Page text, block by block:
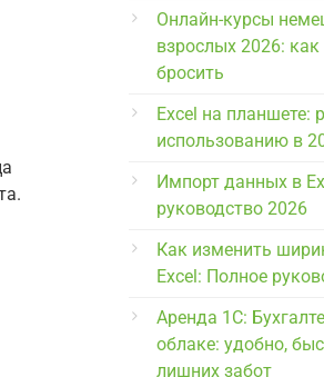
Онлайн-курсы
взрослых 2026:
бросить
Excel на планшете:
использованию в
Импорт данных в
руководство 2026
Как изменить
Excel: Полное
Аренда 1С:
облаке: удобно,
лишних забот